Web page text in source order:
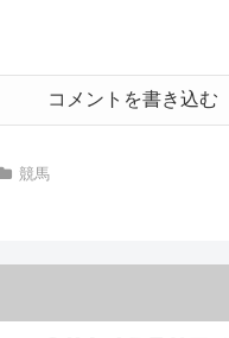
コメントを書き込む
競馬